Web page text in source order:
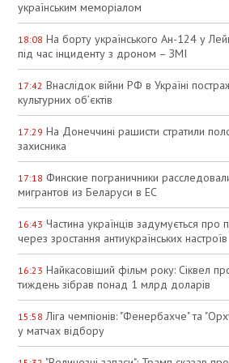
українським меморіалом
18:08 На борту українського Ан-124 у
під час інциденту з дроном – ЗМІ
17:42 Внаслідок війни РФ в Україні
культурних об’єктів
17:29 На Донеччині рашисти стратили
захисника
17:18 Финские пограничники
мигрантов из Беларуси в ЕС
16:43 Частина українців задумується про
через зростання антиукраїнських настроїв
16:23 Найкасовіший фільм року: Сіквел
тиждень зібрав понад 1 млрд доларів
15:58 Ліга чемпіонів: "Фенербахче" та
у матчах відбору